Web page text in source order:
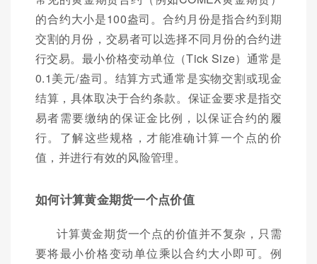
的合约大小是100盎司。合约月份是指合约到期
交割的月份，交易者可以选择不同月份的合约进
行交易。最小价格变动单位（Tick Size）通常是
0.1美元/盎司。结算方式通常是实物交割或现金
结算，具体取决于合约条款。保证金要求是指交
易者需要缴纳的保证金比例，以保证合约的履
行。了解这些规格，才能准确计算一个点的价
值，并进行有效的风险管理。
如何计算黄金期货一个点价值
计算黄金期货一个点的价值并不复杂，只需
要将最小价格变动单位乘以合约大小即可。例